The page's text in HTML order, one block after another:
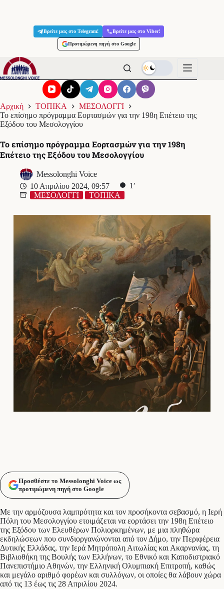
Βρείτε μας στο Telegram! Βρείτε μας στο Viber!
Προτιμώμενη πηγή στο Google
Αρχική ΤΟΠΙΚΑ
ΜΕΣΟΛΟΓΓΙ
Το επίσημο πρόγραμμα Εορτασμών για την 198η Επέτειο της
Εξόδου του Μεσολογγίου
Το επίσημο πρόγραμμα Εορτασμών για την 198η
Επέτειο της Εξόδου του Μεσολογγίου
Messolonghi Voice
10 Απριλίου 2024, 09:57
1′
ΜΕΣΟΛΟΓΓΙ
ΤΟΠΙΚΑ
Προσθέστε το Messolonghi Voice ως
προτιμώμενη πηγή στο Google
Με την αρμόζουσα λαμπρότητα και τον προσήκοντα σεβασμό, η Ιερή
Πόλη του Μεσολογγίου ετοιμάζεται να εορτάσει την 198η Επέτειο
της Εξόδου των Ελευθέρων Πολιορκημένων, με μια πληθώρα
εκδηλώσεων που συνδιοργανώνονται από τον Δήμο, την Περιφέρεια
Δυτικής Ελλάδας, την Ιερά Μητρόπολη Αιτωλίας και Ακαρνανίας, τη
Βιβλιοθήκη της Βουλής των Ελλήνων, το Εθνικό και Καποδιστριακό
Πανεπιστήμιο Αθηνών, την Ελληνική Ολυμπιακή Επιτροπή, καθώς
και μεγάλο αριθμό φορέων και συλλόγων, οι οποίες θα λάβουν χώρα
από τις 13 έως τις 28 Απριλίου 2024.